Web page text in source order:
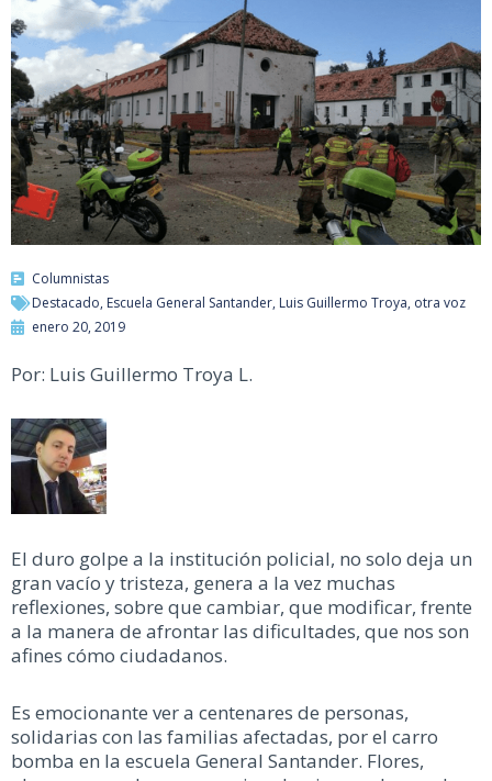
Columnistas
Destacado, Escuela General Santander, Luis Guillermo Troya, otra voz
enero 20, 2019
Por: Luis Guillermo Troya L.
El duro golpe a la institución policial, no solo deja un
gran vacío y tristeza, genera a la vez muchas
reflexiones, sobre que cambiar, que modificar, frente
a la manera de afrontar las dificultades, que nos son
afines cómo ciudadanos.
Es emocionante ver a centenares de personas,
solidarias con las familias afectadas, por el carro
bomba en la escuela General Santander. Flores,